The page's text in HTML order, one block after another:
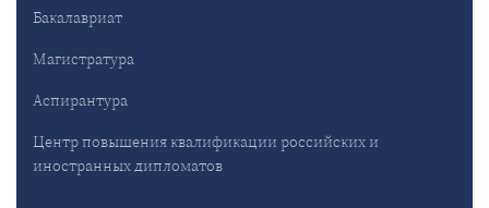
Бакалавриат
Магистратура
Аспирантура
Центр повышения квалификации российских и
иностранных дипломатов